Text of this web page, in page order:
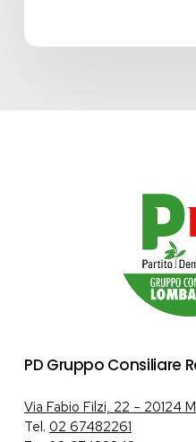
PD Gruppo Consiliare
Via Fabio Filzi, 22 – 20124
Tel. 02 67482261